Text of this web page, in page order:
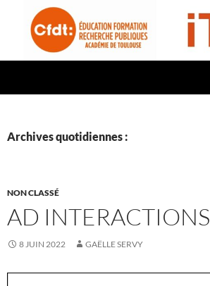
contenu
Archives quotidiennes :
NON CLASSÉ
AD INTERACTIONS
8 JUIN 2022 GAËLLE SERVY